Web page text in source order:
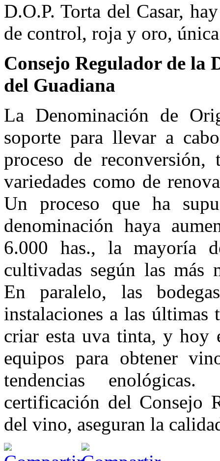
D.O.P. Torta del Casar,
de control, roja y oro,
Consejo Regulador de la
del Guadiana
La Denominación de
soporte para llevar a
proceso de
variedades como de
Un proceso que ha
denominación haya
6.000 has., la mayoría
cultivadas según las más
En paralelo, las
instalaciones a las últimas
criar esta uva tinta, y hoy
equipos para obtener
tendencias
certificación del Consejo
del vino, aseguran la